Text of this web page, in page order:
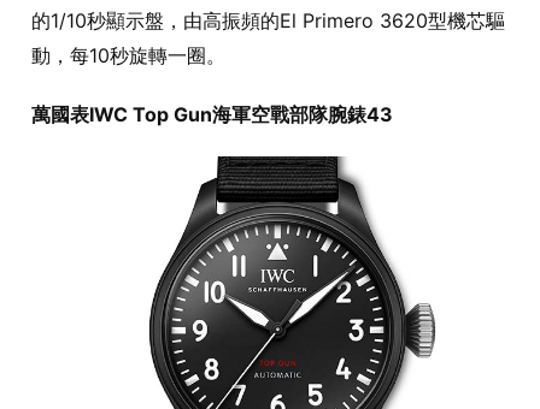
的1/10秒顯示盤，由高振頻的El Primero 3620型機芯驅
動，每10秒旋轉一圈。
萬國表IWC Top Gun海軍空戰部隊腕錶43